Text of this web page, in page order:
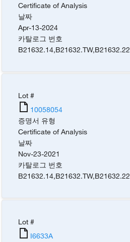
Certificate of Analysis
날짜
Apr-13-2024
카탈로그 번호
B21632.14,B21632.TW,B21632.22
Lot #
10058054
증명서 유형
Certificate of Analysis
날짜
Nov-23-2021
카탈로그 번호
B21632.14,B21632.TW,B21632.22
Lot #
I6633A